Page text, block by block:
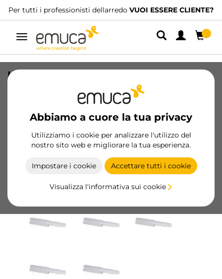
Per tutti i professionisti dellarredo VUOI ESSERE CLIENTE?
Navigazione
Abbiamo a cuore la tua privacy
Utilizziamo i cookie per analizzare l'utilizzo del
nostro sito web e migliorare la tua esperienza.
Impostare i cookie Accettare tutti i cookie
Visualizza l'informativa sui cookie
Lotto di 10 serrature per porte Push
Latch da avvitare, Tecnoplastica, Grigia
Prodotti essenziali
Diventa cliente
Scheda prodotto